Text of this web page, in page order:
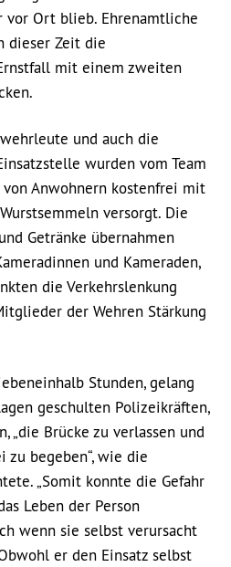
vor Ort blieb. Ehrenamtliche
dieser Zeit die
mit einem zweiten
und auch die
wurden vom Team
von Anwohnern kostenfrei mit
versorgt. Die
Getränke übernahmen
und Kameraden,
die Verkehrslenkung
der Wehren Stärkung
Stunden, gelang
geschulten Polizeikräften,
„die Brücke zu verlassen und
begeben“, wie die
„Somit konnte die Gefahr
Leben der Person
wenn sie selbst verursacht
er den Einsatz selbst